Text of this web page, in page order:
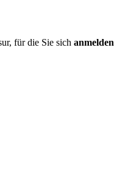
für die Sie sich anmelden